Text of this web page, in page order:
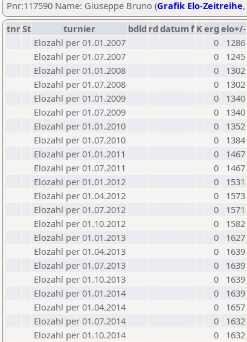
Pnr:117590 Name: Giuseppe Bruno (Grafik Elo-Zeitreihe,
tnrSt turnier bdld rd datumf Kerg elo+/-
Elozahl per 01.01.2007
0
1286
Elozahl per 01.07.2007
0
1245
Elozahl per 01.01.2008
0
1302
Elozahl per 01.07.2008
0
1302
Elozahl per 01.01.2009
0
1340
Elozahl per 01.07.2009
0
1340
Elozahl per 01.01.2010
0
1352
Elozahl per 01.07.2010
0
1384
Elozahl per 01.01.2011
0
1467
Elozahl per 01.07.2011
0
1467
Elozahl per 01.01.2012
0
1531
Elozahl per 01.04.2012
0
1573
Elozahl per 01.07.2012
0
1571
Elozahl per 01.10.2012
0
1582
Elozahl per 01.01.2013
0
1627
Elozahl per 01.04.2013
0
1639
Elozahl per 01.07.2013
0
1639
Elozahl per 01.10.2013
0
1639
Elozahl per 01.01.2014
0
1639
Elozahl per 01.04.2014
0
1657
Elozahl per 01.07.2014
0
1632
Elozahl per 01.10.2014
0
1632